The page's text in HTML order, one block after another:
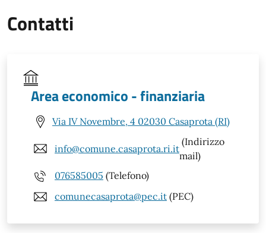
Contatti
Area economico - finanziaria
Via IV Novembre, 4 02030 Casaprota (RI)
info@comune.casaprota.ri.it
(Indirizzo
mail)
076585005 (Telefono)
comunecasaprota@pec.it (PEC)